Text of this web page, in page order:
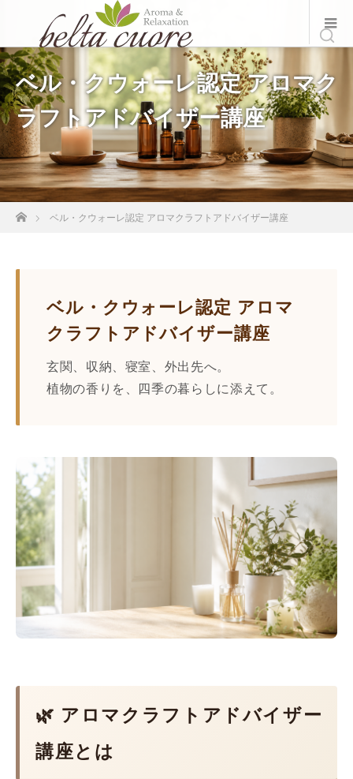
ベル・クウォーレ認定 アロマク
ラフトアドバイザー講座
ベル・クウォーレ認定 アロマクラフトアドバイザー講座
ベル・クウォーレ認定 アロマ
クラフトアドバイザー講座
玄関、収納、寝室、外出先へ。
植物の香りを、四季の暮らしに添えて。
🌿 アロマクラフトアドバイザー
講座とは